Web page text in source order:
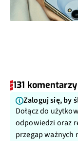
131 komentarzy
Zaloguj się, by
Dołącz do
odpowiedzi oraz
przegap ważnych